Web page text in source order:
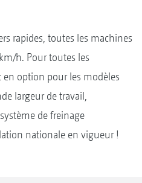
rapides, toutes les machines
h. Pour toutes les
en option pour les modèles
largeur de travail,
de freinage
nationale en vigueur !